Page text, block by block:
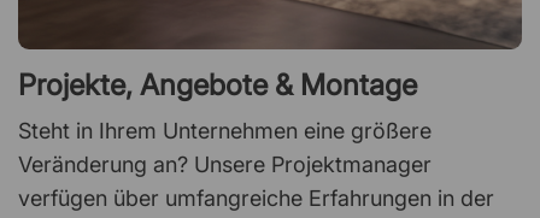
Projekte, Angebote & Montage
Steht in Ihrem Unternehmen eine größere
Veränderung an? Unsere Projektmanager
verfügen über umfangreiche Erfahrungen in der